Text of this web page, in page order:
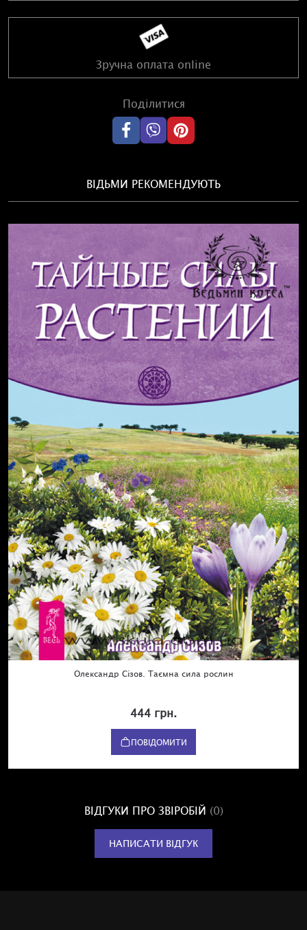
Зручна оплата online
Поділитися
ВІДЬМИ РЕКОМЕНДУЮТЬ
Олександр Сізов. Таємна сила рослин
444 грн.
ПОВІДОМИТИ
ВІДГУКИ ПРО ЗВІРОБІЙ (0)
НАПИСАТИ ВІДГУК